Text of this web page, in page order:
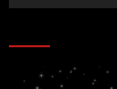
Reproductor